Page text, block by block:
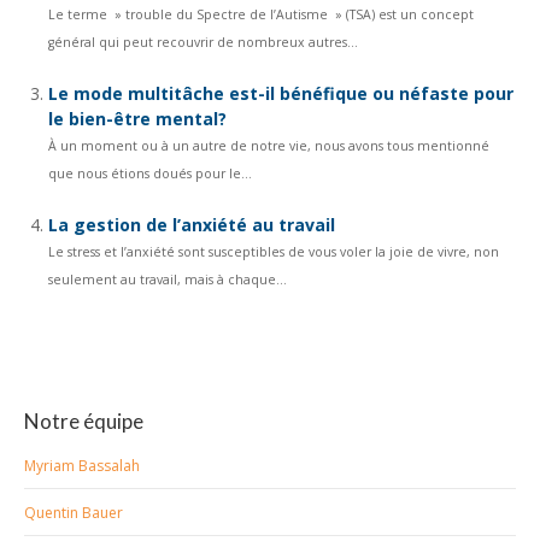
Le terme » trouble du Spectre de l’Autisme » (TSA) est un concept
général qui peut recouvrir de nombreux autres...
Le mode multitâche est-il bénéfique ou néfaste pour
le bien-être mental?
À un moment ou à un autre de notre vie, nous avons tous mentionné
que nous étions doués pour le...
La gestion de l’anxiété au travail
Le stress et l’anxiété sont susceptibles de vous voler la joie de vivre, non
seulement au travail, mais à chaque...
Notre équipe
Myriam Bassalah
Quentin Bauer